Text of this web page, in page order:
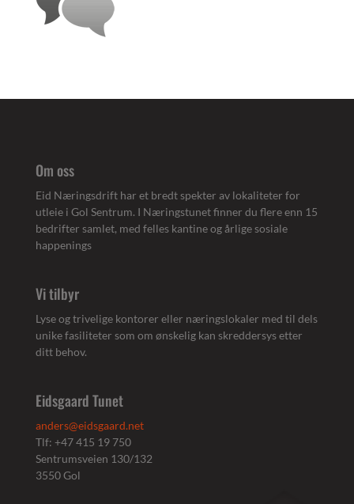
Om oss
Eid Næringsdrift har et bredt spekter av lokaliteter for
utleie i Gol Sentrum. I Næringstunet finner du flere enn 15
bedrifter samlet, med felles kantine og årlige sosiale
happenings
Vi tilbyr
Lyse og trivelige kontorer eller næringslokaler med til dels
unike fasiliteter som om ønskelig kan skreddersys etter
ditt behov.
Eidsgaard Tunet
anders@eidsgaard.net
Tlf: +47 415 19 750
Sentrumsveien 130/132
3550 Gol